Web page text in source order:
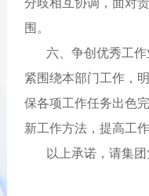
围。
六、争创优秀工
紧围绕本部门工作，
保各项工作任务出色
新工作方法，提高工作
以上承诺，请集